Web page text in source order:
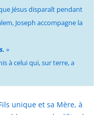
Jésus disparaît pendant
Joseph accompagne la
»
à celui qui, sur terre, a
unique et sa Mère, à